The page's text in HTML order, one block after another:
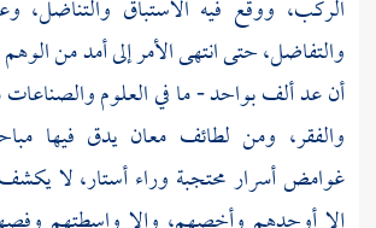
الركب، ووقع فيه الاستباق والتناضل،
والتفاضل، حتى انتهى الأمر إلى أمد من
أن عد ألف بواحد - ما في العلوم
والفقر، ومن لطائف معان يدق فيها
غوامض أسرار محتجبة وراء أستار، لا